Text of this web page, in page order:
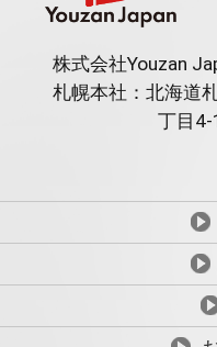
株式会社Youzan
札幌本社：北海道
丁目4-